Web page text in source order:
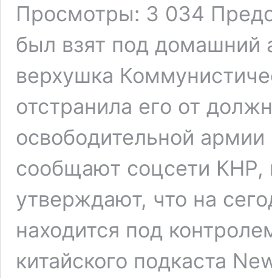
Просмотры: 3 034
был взят под домашний
верхушка
отстранила его от
освободительной
сообщают соцсети
утверждают, что на
находится под
китайского подкаста